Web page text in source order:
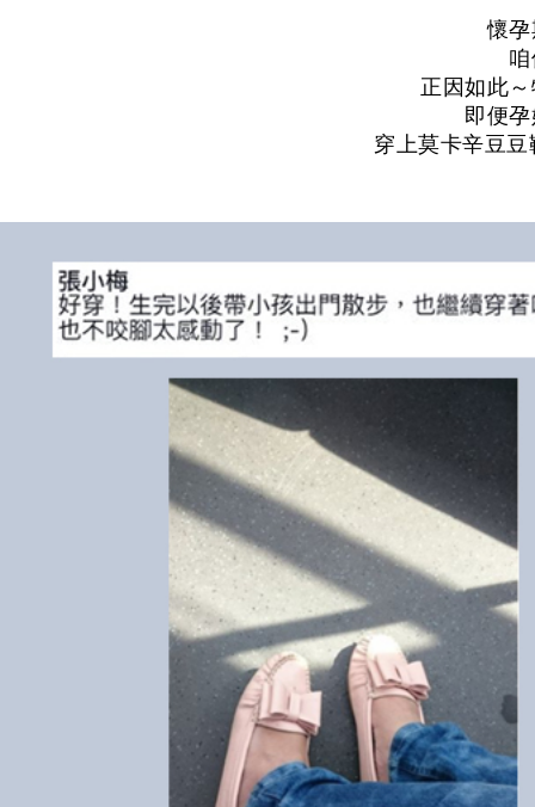
懷
正因如此
即便
穿上莫卡辛豆